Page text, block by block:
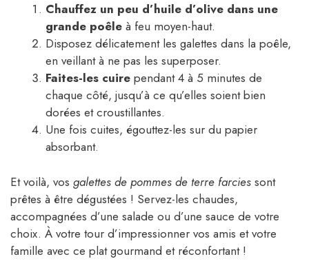
Chauffez un peu d’huile d’olive dans une
grande poêle à feu moyen-haut.
Disposez délicatement les galettes dans la poêle,
en veillant à ne pas les superposer.
Faites-les cuire pendant 4 à 5 minutes de
chaque côté, jusqu’à ce qu’elles soient bien
dorées et croustillantes.
Une fois cuites, égouttez-les sur du papier
absorbant.
Et voilà, vos galettes de pommes de terre farcies sont
prêtes à être dégustées ! Servez-les chaudes,
accompagnées d’une salade ou d’une sauce de votre
choix. À votre tour d’impressionner vos amis et votre
famille avec ce plat gourmand et réconfortant !